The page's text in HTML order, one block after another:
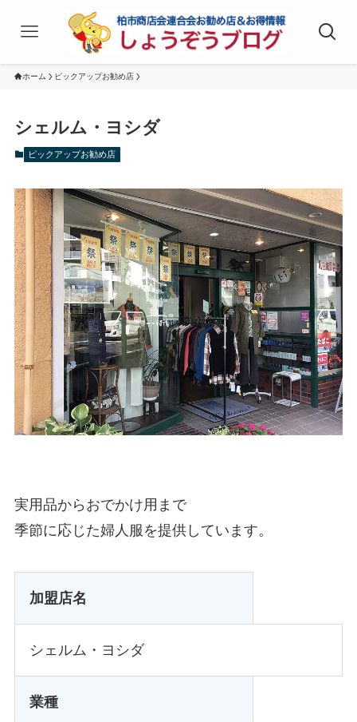
ホーム ピックアップお勧め店
シェルム・ヨシダ
ピックアップお勧め店
実用品からおでかけ用まで
季節に応じた婦人服を提供しています。
加盟店名
シェルム・ヨシダ
業種